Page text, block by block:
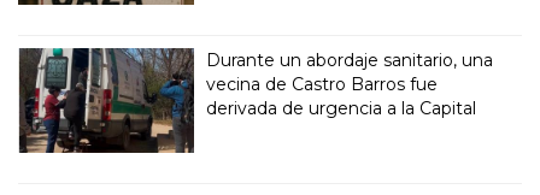
Durante un abordaje sanitario, una
vecina de Castro Barros fue
derivada de urgencia a la Capital